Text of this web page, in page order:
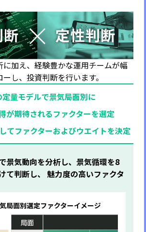
加え、 経験豊かな運用チームが幅
し、投資判断を行います。
定量モデルで景気局面別に
が期待されるファクターを選定
てファクターおよびウエイトを決定
景気動向を分析し、景気循環を8
て判断し、 魅力度の高いファクタ
局面別選定ファクターイメージ